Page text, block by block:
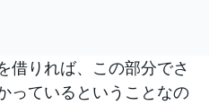
りれば、この部分でさ
っているということなの